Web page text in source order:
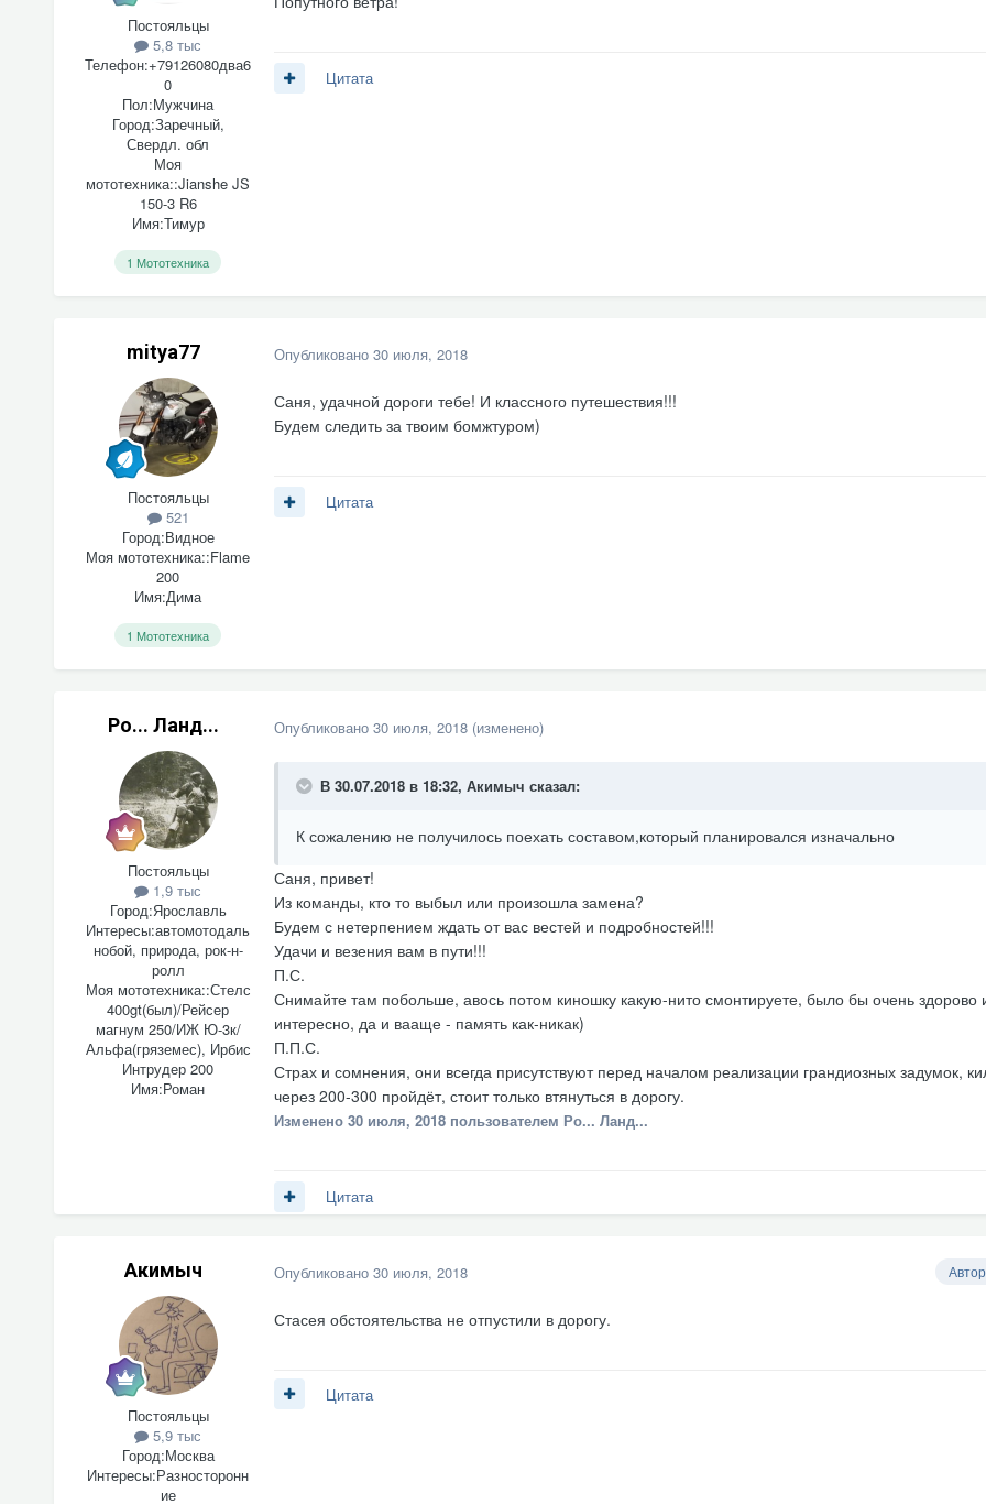
Постояльцы
5,8 тыс
Телефон:+79126080два6
0
Пол:Мужчина
Город:Заречный,
Свердл. обл
Моя
мототехника::Jianshe JS
150-3 R6
Имя:Тимур
1 Мототехника
Цитата
mitya77
Постояльцы
521
Город:Видное
Моя мототехника::Flame
200
Имя:Дима
1 Мототехника
Опубликовано 30 июля, 2018
Саня, удачной дороги тебе! И классного путешествия!!!
Будем следить за твоим бомжтуром)
Цитата
Ро... Ланд...
Постояльцы
1,9 тыс
Город:Ярославль
Интересы:автомотодаль
нобой, природа, рок-н-
ролл
Моя мототехника::Стелс
400gt(был)/Рейсер
магнум 250/ИЖ Ю-3к/
Альфа(гряземес), Ирбис
Интрудер 200
Имя:Роман
Опубликовано 30 июля, 2018 (изменено)
В 30.07.2018 в 18:32, Акимыч сказал:
К сожалению не получилось поехать составом,который планировался изначально
Саня, привет!
Из команды, кто то выбыл или произошла замена?
Будем с нетерпением ждать от вас вестей и подробностей!!!
Удачи и везения вам в пути!!!
П.С.
Снимайте там побольше, авось потом киношку какую-нито смонтируете, было бы очень здорово
интересно, да и вааще - память как-никак)
П.П.С.
Страх и сомнения, они всегда присутствуют перед началом реализации грандиозных задумок,
через 200-300 пройдёт, стоит только втянуться в дорогу.
Изменено 30 июля, 2018пользователем Ро... Ланд...
Цитата
Акимыч
Постояльцы
5,9 тыс
Город:Москва
Интересы:Разносторонн
ие
Автор
Опубликовано 30 июля, 2018
Стасея обстоятельства не отпустили в дорогу.
Цитата